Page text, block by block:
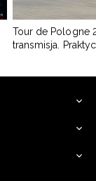
Tour de Pologne
transmisja.